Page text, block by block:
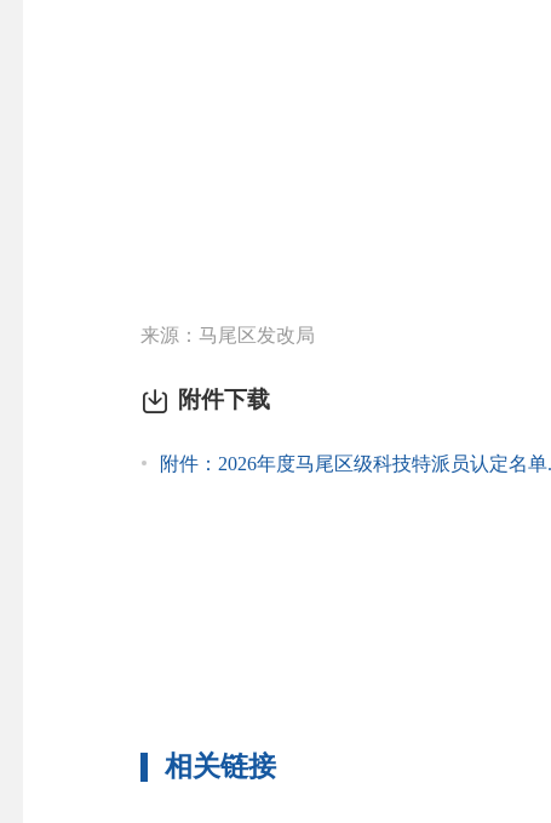
来源：马尾区发改局
附件下载
附件：2026年度马尾区级科技特派员认定名单
相关链接